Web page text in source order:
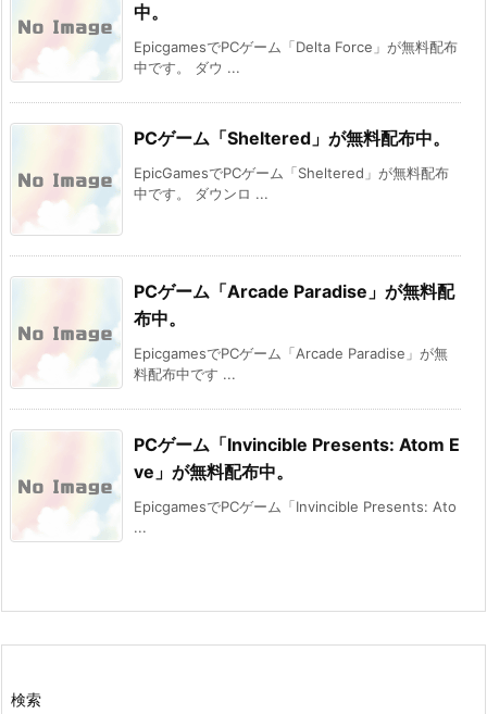
中。
EpicgamesでPCゲーム「Delta Force」が無料配布
中です。 ダウ ...
PCゲーム「Sheltered」が無料配布中。
EpicGamesでPCゲーム「Sheltered」が無料配布
中です。 ダウンロ ...
PCゲーム「Arcade Paradise」が無料配
布中。
EpicgamesでPCゲーム「Arcade Paradise」が無
料配布中です ...
PCゲーム「Invincible Presents: Atom E
ve」が無料配布中。
EpicgamesでPCゲーム「Invincible Presents: Ato
...
検索